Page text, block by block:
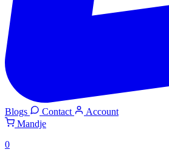
Blogs Contact
Account
Mandje
0